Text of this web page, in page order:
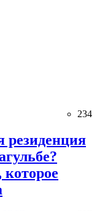
234
резиденция
которое